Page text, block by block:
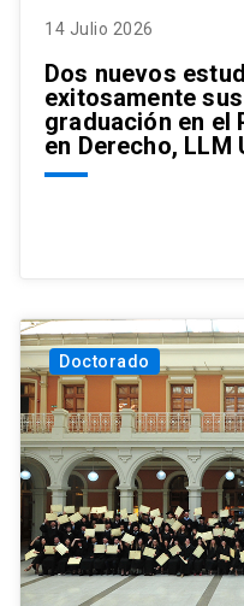
14 Julio 2026
Dos nuevos
exitosamente
graduación en el
en Derecho, LLM
Doctorado